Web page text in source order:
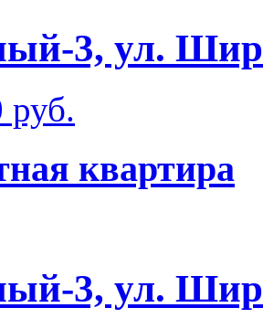
3, ул.
руб.
квартира
3, ул.